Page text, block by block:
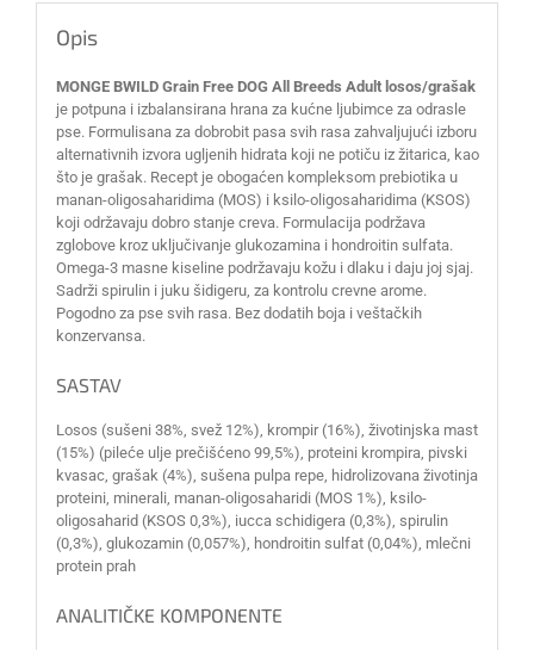
Opis
MONGE BWILD Grain Free DOG All Breeds Adult losos/grašak
je potpuna i izbalansirana hrana za kućne ljubimce za odrasle
pse. Formulisana za dobrobit pasa svih rasa zahvaljujući izboru
alternativnih izvora ugljenih hidrata koji ne potiču iz žitarica, kao
što je grašak. Recept je obogaćen kompleksom prebiotika u
manan-oligosaharidima (MOS) i ksilo-oligosaharidima (KSOS)
koji održavaju dobro stanje creva. Formulacija podržava
zglobove kroz uključivanje glukozamina i hondroitin sulfata.
Omega-3 masne kiseline podržavaju kožu i dlaku i daju joj sjaj.
Sadrži spirulin i juku šidigeru, za kontrolu crevne arome.
Pogodno za pse svih rasa. Bez dodatih boja i veštačkih
konzervansa.
SASTAV
Losos (sušeni 38%, svež 12%), krompir (16%), životinjska mast
(15%) (pileće ulje prečišćeno 99,5%), proteini krompira, pivski
kvasac, grašak (4%), sušena pulpa repe, hidrolizovana životinja
proteini, minerali, manan-oligosaharidi (MOS 1%), ksilo-
oligosaharid (KSOS 0,3%), iucca schidigera (0,3%), spirulin
(0,3%), glukozamin (0,057%), hondroitin sulfat (0,04%), mlečni
protein prah
ANALITIČKE KOMPONENTE